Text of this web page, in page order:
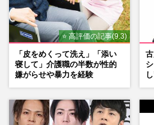
⭐ 高評価の記事(9.3)
「皮をめくって洗え」「添い
寝して」介護職の半数が性的
嫌がらせや暴力を経験